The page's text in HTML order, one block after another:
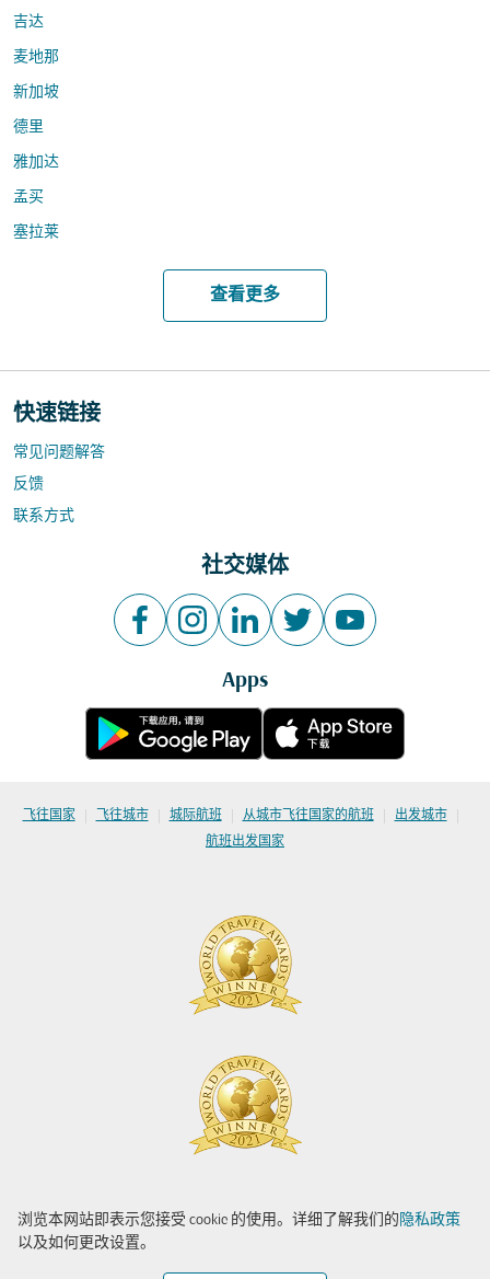
浏览本网站即表示您接受 cookie 的使用。详细了解我们的 隐私政策
以及如何更改设置。
吉达
麦地那
新加坡
德里
雅加达
孟买
塞拉莱
查看更多
快速链接
常见问题解答
反馈
联系方式
社交媒体
Apps
飞往国家 | 飞往城市 | 城际航班 | 从城市飞往国家的航班 | 出发城市 |
航班出发国家